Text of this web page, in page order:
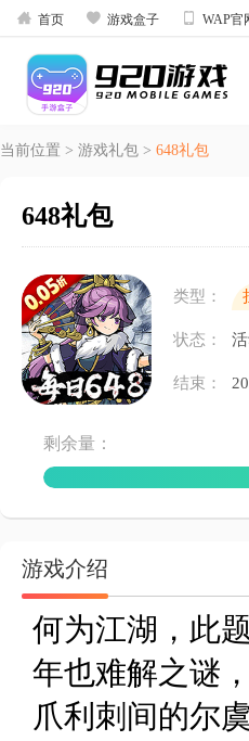
 首页  游戏盒子  WAP官
当前位置 > 游戏礼包 > 648礼包
648礼包
类型：
状态：
结束：
剩余量：
游戏介绍
何为江湖，此
年也难解之谜
爪利刺间的尔